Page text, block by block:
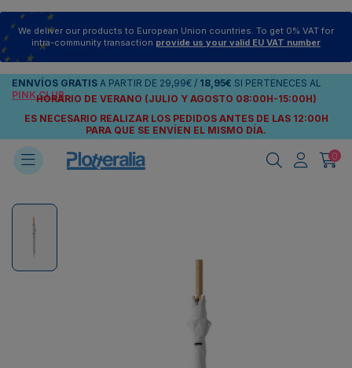
We deliver our products to European Union countries. To get 0% VAT for
intra-community transaction provide us your valid EU VAT number
ENNVÍOS GRATIS A PARTIR DE 29,99€ / 18,95€ SI PERTENECES AL
PINK CLUB
HORARIO DE VERANO (JULIO Y AGOSTO 08:00H-15:00H)
ES NECESARIO REALIZAR LOS PEDIDOS ANTES DE LAS 12:00H
PARA QUE SE ENVÍEN EL MISMO DÍA.
0